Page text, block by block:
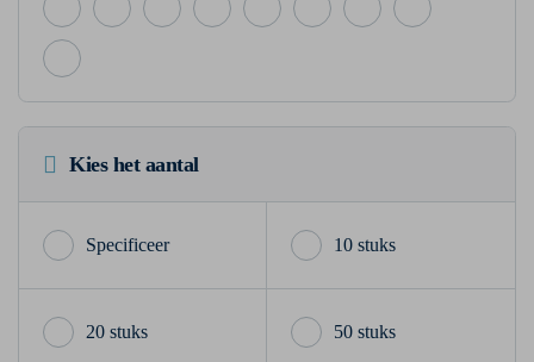
Kies het aantal
10 stuks
20 stuks 50 stuks